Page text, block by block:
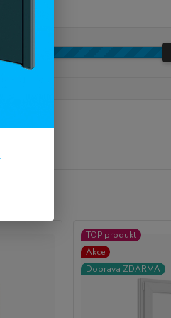
TOP produkt
Akce
Doprava ZDARMA